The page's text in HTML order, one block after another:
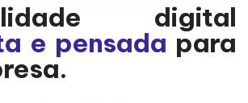
digital
e pensada para